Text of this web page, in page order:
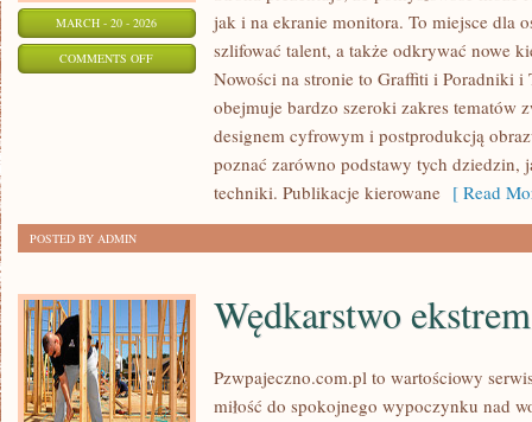
MARCH - 20 - 2026
COMMENTS OFFON
INSPIRACJE
ARTYSTYCZNE
jak i na ekranie monitora. To miejsce dla
szlifować talent, a także odkrywać nowe
Nowości na stronie to Graffiti i Poradniki i
obejmuje bardzo szeroki zakres tematów
designem cyfrowym i postprodukcją
poznać zarówno podstawy tych dziedzin,
techniki. Publikacje kierowane [ Read
POSTED BY ADMIN
Wędkarstwo
Pzwpajeczno.com.pl to wartościowy
miłość do spokojnego wypoczynku nad